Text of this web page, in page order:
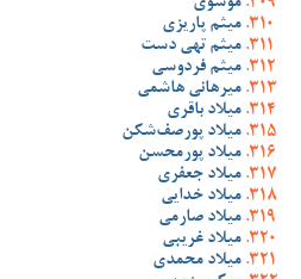
موسوی
میثم پاریزی
میثم تهی دست
میثم فردوسی
میرهانی هاشمی
میلاد باقری
میلاد پورصف‌شکن
میلاد پورمحسن
میلاد جعفری
میلاد خدایی
میلاد صارمی
میلاد غریبی
میلاد محمدی